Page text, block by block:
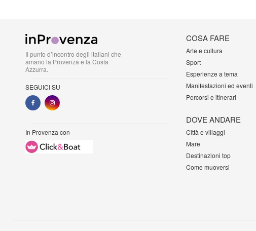
Il punto d’incontro degli italiani che
amano la Provenza e la Costa
Azzurra.
SEGUICI SU
In Provenza con
COSA FARE
Arte e cultura
Sport
Esperienze a tema
Manifestazioni ed eventi
Percorsi e itinerari
DOVE ANDARE
Città e villaggi
Mare
Destinazioni top
Come muoversi